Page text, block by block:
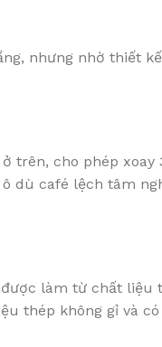
nhưng nhờ thiết
trên, cho phép xoay
dù café lệch tâm
làm từ chất liệu
thép không gỉ và